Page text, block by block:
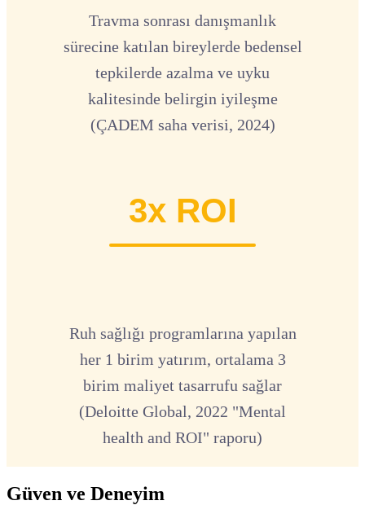
Travma sonrası danışmanlık
sürecine katılan bireylerde bedensel
tepkilerde azalma ve uyku
kalitesinde belirgin iyileşme
(ÇADEM saha verisi, 2024)
3x ROI
Ruh sağlığı programlarına yapılan
her 1 birim yatırım, ortalama 3
birim maliyet tasarrufu sağlar
(Deloitte Global, 2022 "Mental
health and ROI" raporu)
Güven ve Deneyim